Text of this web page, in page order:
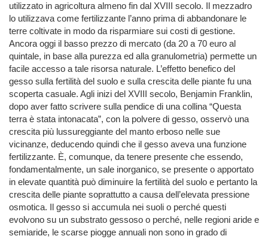
utilizzato in agricoltura almeno fin dal XVIII secolo. Il mezzadro
lo utilizzava come fertilizzante l’anno prima di abbandonare le
terre coltivate in modo da risparmiare sui costi di gestione.
Ancora oggi il basso prezzo di mercato (da 20 a 70 euro al
quintale, in base alla purezza ed alla granulometria) permette un
facile accesso a tale risorsa naturale. L’effetto benefico del
gesso sulla fertilità del suolo e sulla crescita delle piante fu una
scoperta casuale. Agli inizi del XVIII secolo, Benjamin Franklin,
dopo aver fatto scrivere sulla pendice di una collina “Questa
terra è stata intonacata”, con la polvere di gesso, osservò una
crescita più lussureggiante del manto erboso nelle sue
vicinanze, deducendo quindi che il gesso aveva una funzione
fertilizzante. È, comunque, da tenere presente che essendo,
fondamentalmente, un sale inorganico, se presente o apportato
in elevate quantità può diminuire la fertilità del suolo e pertanto la
crescita delle piante soprattutto a causa dell’elevata pressione
osmotica. Il gesso si accumula nei suoli o perché questi
evolvono su un substrato gessoso o perché, nelle regioni aride e
semiaride, le scarse piogge annuali non sono in grado di